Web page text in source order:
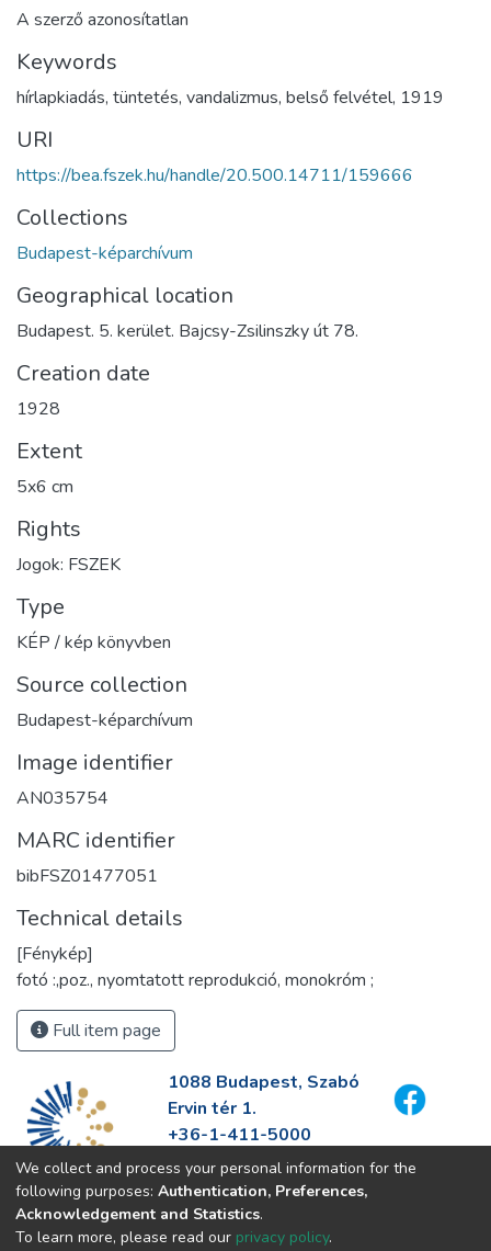
A szerző azonosítatlan
Keywords
hírlapkiadás, tüntetés, vandalizmus, belső felvétel, 1919
URI
https://bea.fszek.hu/handle/20.500.14711/159666
Collections
Budapest-képarchívum
Geographical location
Budapest. 5. kerület. Bajcsy-Zsilinszky út 78.
Creation date
1928
Extent
5x6 cm
Rights
Jogok: FSZEK
Type
KÉP / kép könyvben
Source collection
Budapest-képarchívum
Image identifier
AN035754
MARC identifier
bibFSZ01477051
Technical details
[Fénykép]
fotó :,poz., nyomtatott reprodukció, monokróm ;
Full item page
1088 Budapest, Szabó
Ervin tér 1.
+36-1-411-5000
info@fszek.hu
https://fszek.hu
We collect and process your personal information for the
following purposes: Authentication, Preferences,
Acknowledgement and Statistics.
To learn more, please read our privacy policy.